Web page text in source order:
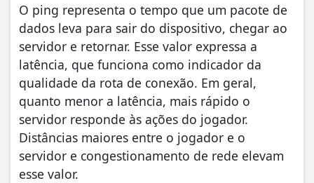
O ping representa o tempo que um pacote de
dados leva para sair do dispositivo, chegar ao
servidor e retornar. Esse valor expressa a
latência, que funciona como indicador da
qualidade da rota de conexão. Em geral,
quanto menor a latência, mais rápido o
servidor responde às ações do jogador.
Distâncias maiores entre o jogador e o
servidor e congestionamento de rede elevam
esse valor.